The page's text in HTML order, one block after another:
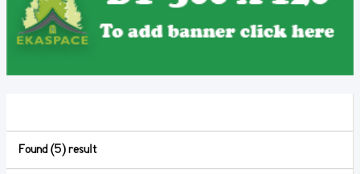
Found (5) result